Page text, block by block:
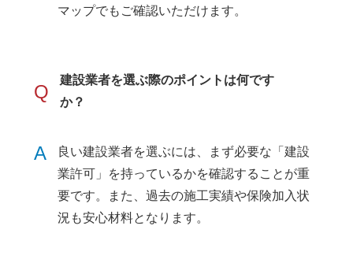
マップでもご確認いただけます。
Q
建設業者を選ぶ際のポイントは何です
か？
A
良い建設業者を選ぶには、まず必要な「建設
業許可」を持っているかを確認することが重
要です。また、過去の施工実績や保険加入状
況も安心材料となります。